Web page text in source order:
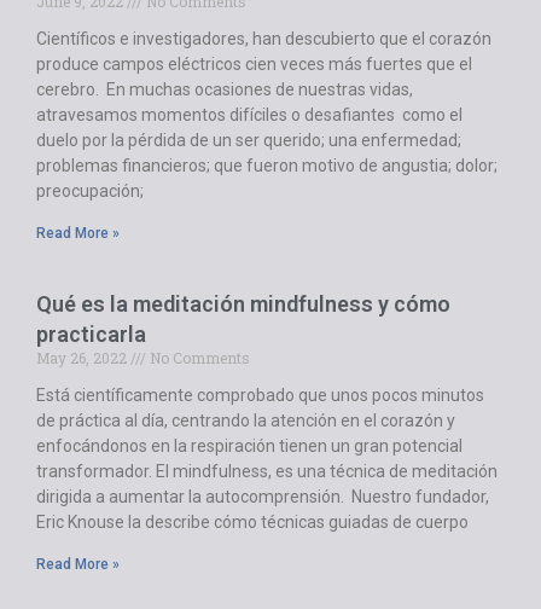
Científicos e investigadores, han descubierto que el corazón
produce campos eléctricos cien veces más fuertes que el
cerebro. En muchas ocasiones de nuestras vidas,
atravesamos momentos difíciles o desafiantes como el
duelo por la pérdida de un ser querido; una enfermedad;
problemas financieros; que fueron motivo de angustia; dolor;
preocupación;
Read More »
Qué es la meditación mindfulness y cómo
practicarla
May 26, 2022
No Comments
Está científicamente comprobado que unos pocos minutos
de práctica al día, centrando la atención en el corazón y
enfocándonos en la respiración tienen un gran potencial
transformador. El mindfulness, es una técnica de meditación
dirigida a aumentar la autocomprensión. Nuestro fundador,
Eric Knouse la describe cómo técnicas guiadas de cuerpo
Read More »